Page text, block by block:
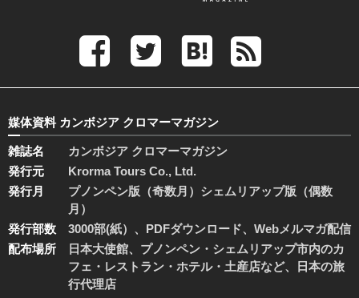
媒体資料 カンボジア クロマーマガジン
雑誌名
カンボジア クロマーマガジン
発行元
Krorma Tours Co., Ltd.
発行月
プノンペン版（奇数月）シェムリアップ版（偶数
月）
発行部数
3000部(紙）、PDFダウンロード、Webメルマガ配信
配布場所
日本大使館、プノンペン・シェムリアップ市内のカ
フェ・レストラン・ホテル・土産店など、日本の旅
行代理店